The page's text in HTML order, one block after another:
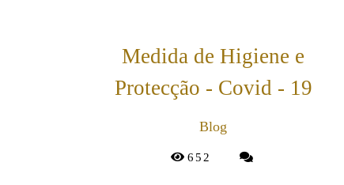
Medida de Higiene e
Protecção - Covid - 19
Blog
652